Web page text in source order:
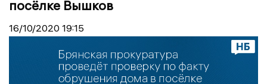
посёлке Вышков
16/10/2020 19:15